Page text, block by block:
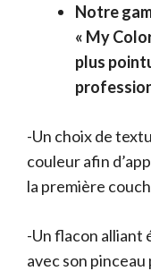
Notre
« My
plus
-Un choix de
couleur afin
la première
-Un flacon alliant
avec son